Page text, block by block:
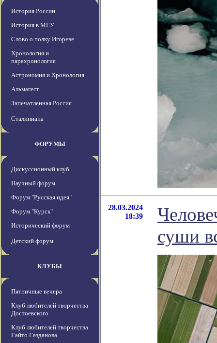
История России
История в МГУ
Слово о полку Игореве
Хронология и
парахронология
Астрономия и Хронология
Альмагест
Запечатленная Россия
Сталиниана
ФОРУМЫ
Дискуссионный клуб
Научный форум
Форум "Русская идея"
Форум "Курск"
Исторический форум
Детский форум
КЛУБЫ
Пятничные вечера
Клуб любителей творчества
Достоевского
Клуб любителей творчества
Гайто Газданова
28.03.2024
18:39
суши